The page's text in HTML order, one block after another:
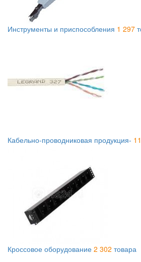
Инструменты и приспособления 1 297
Кабельно-проводниковая продукция- 11
Кроссовое оборудование 2 302 товара